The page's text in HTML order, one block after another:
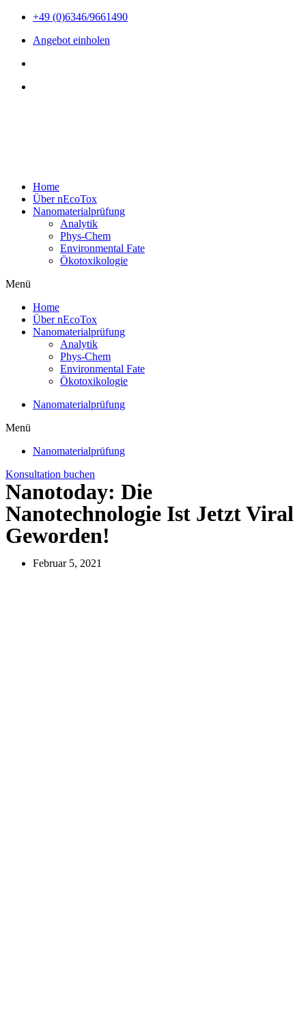
Zum
wechseln
+49 (0)6346/9661490
Angebot einholen
Home
Über nEcoTox
Nanomaterialprüfung
Analytik
Phys-Chem
Environmental Fate
Ökotoxikologie
Menü
Home
Über nEcoTox
Nanomaterialprüfung
Analytik
Phys-Chem
Environmental Fate
Ökotoxikologie
Nanomaterialprüfung
Menü
Nanomaterialprüfung
Konsultation buchen
Nanotoday: Die
Nanotechnologie Ist Jetzt Viral
Geworden!
Februar 5, 2021